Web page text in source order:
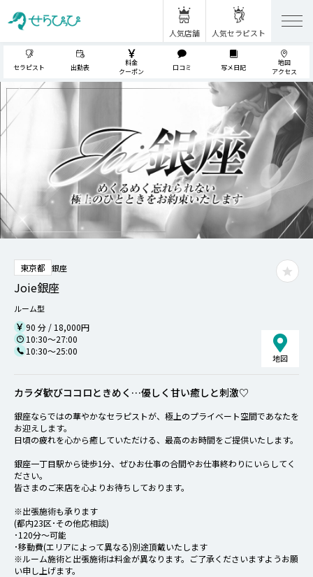
人気店舗 人気セラピスト
セラピスト 出勤表
料金
クーポン
口コミ 写メ日記
地図
アクセス
地図
東京都 銀座
Joie銀座
ルーム型
90 分 / 18,000円
10:30～27:00
10:30～25:00
カラダ歓びココロときめく…優しく甘い癒しと刺激♡
銀座ならではの華やかなセラピストが、極上のプライベート空間であなたを
お迎えします。
日頃の疲れを心から癒していただける、最高のお時間をご提供いたします。
銀座一丁目駅から徒歩1分、ぜひお仕事の合間やお仕事終わりにいらしてく
ださい。
皆さまのご来店を心よりお待ちしております。
※出張施術も承ります
(都内23区･その他応相談)
･120分〜可能
･移動費(エリアによって異なる)別途頂戴いたします
※ルーム施術と出張施術は料金が異なります。ご了承くださいますようお願
い申し上げます。